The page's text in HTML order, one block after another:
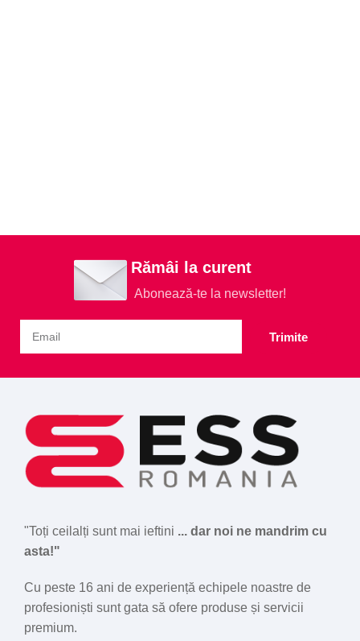
Rămâi la curent
Abonează-te la newsletter!
Trimite
"Toți ceilalți sunt mai ieftini ... dar noi ne mandrim cu
asta!"
Cu peste 16 ani de experiență echipele noastre de
profesioniști sunt gata să ofere produse și servicii
premium.